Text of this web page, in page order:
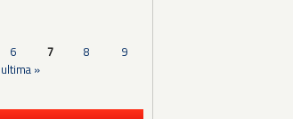
6 7 8
9
ultima »